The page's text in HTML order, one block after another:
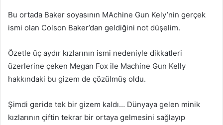
Bu ortada Baker soyasının MAchine Gun Kely’nin gerçek
ismi olan Colson Baker’dan geldiğini not düşelim.
Özetle üç aydır kızlarının ismi nedeniyle dikkatleri
üzerlerine çeken Megan Fox ile Machine Gun Kelly
hakkındaki bu gizem de çözülmüş oldu.
Şimdi geride tek bir gizem kaldı… Dünyaya gelen minik
kızlarının çiftin tekrar bir ortaya gelmesini sağlayıp